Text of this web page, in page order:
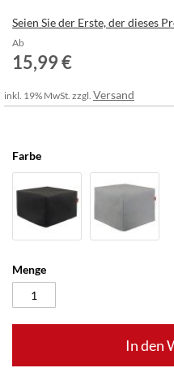
springen
Seien Sie der Erste, der dieses
Ab
15,99 €
inkl. 19% MwSt. zzgl. Versand
Farbe
Menge
In den